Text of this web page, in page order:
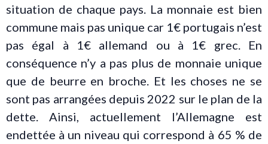
situation de chaque pays. La monnaie est bien
commune mais pas unique car 1€ portugais n’est
pas égal à 1€ allemand ou à 1€ grec. En
conséquence n’y a pas plus de monnaie unique
que de beurre en broche. Et les choses ne se
sont pas arrangées depuis 2022 sur le plan de la
dette. Ainsi, actuellement l’Allemagne est
endettée à un niveau qui correspond à 65 % de